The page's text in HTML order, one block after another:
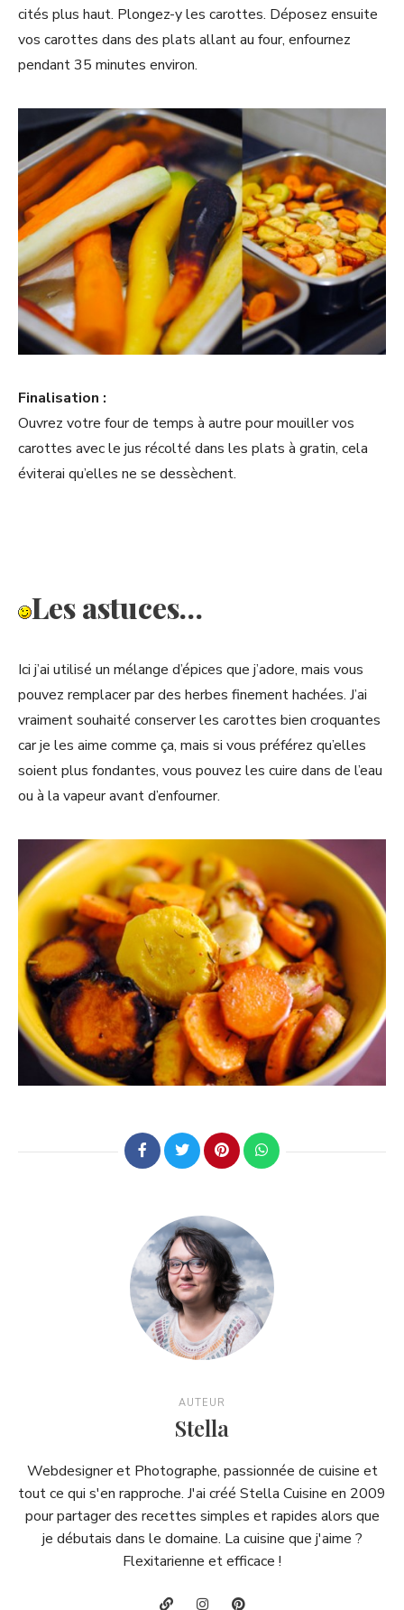
cités plus haut. Plongez-y les carottes. Déposez ensuite
vos carottes dans des plats allant au four, enfournez
pendant 35 minutes environ.
Finalisation :
Ouvrez votre four de temps à autre pour mouiller vos
carottes avec le jus récolté dans les plats à gratin, cela
éviterai qu’elles ne se dessèchent.
Les astuces…
Ici j’ai utilisé un mélange d’épices que j’adore, mais vous
pouvez remplacer par des herbes finement hachées. J’ai
vraiment souhaité conserver les carottes bien croquantes
car je les aime comme ça, mais si vous préférez qu’elles
soient plus fondantes, vous pouvez les cuire dans de l’eau
ou à la vapeur avant d’enfourner.
AUTEUR
Stella
Webdesigner et Photographe, passionnée de cuisine et
tout ce qui s'en rapproche. J'ai créé Stella Cuisine en 2009
pour partager des recettes simples et rapides alors que
je débutais dans le domaine. La cuisine que j'aime ?
Flexitarienne et efficace !